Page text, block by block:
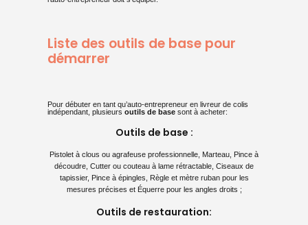
Liste des outils de base pour
démarrer
Pour débuter en tant qu’auto-entrepreneur en livreur de colis
indépendant, plusieurs outils de basesont à acheter:
Outils de base :
Pistolet à clous ou agrafeuse professionnelle, Marteau, Pince à
découdre, Cutter ou couteau à lame rétractable, Ciseaux de
tapissier, Pince à épingles, Règle et mètre ruban pour les
mesures précises et Équerre pour les angles droits ;
Outils de restauration: